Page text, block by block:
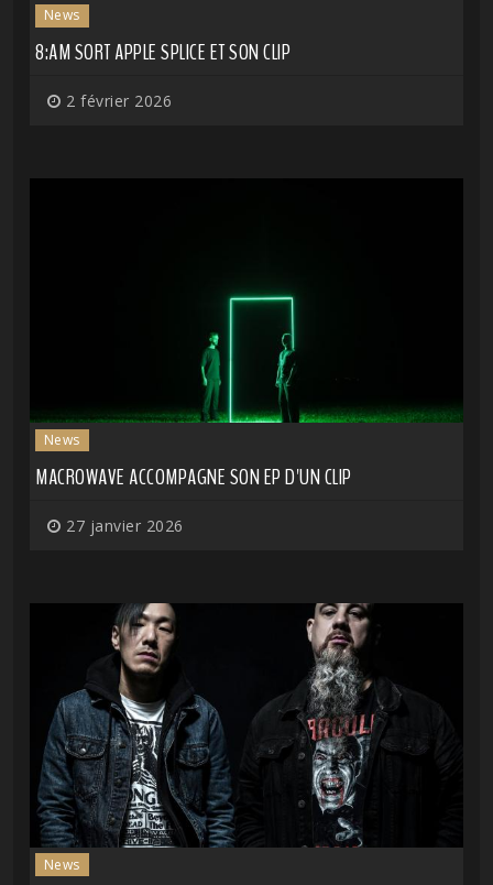
News
8:AM SORT APPLE SPLICE ET SON CLIP
2 février 2026
News
MACROWAVE ACCOMPAGNE SON EP D'UN CLIP
27 janvier 2026
News